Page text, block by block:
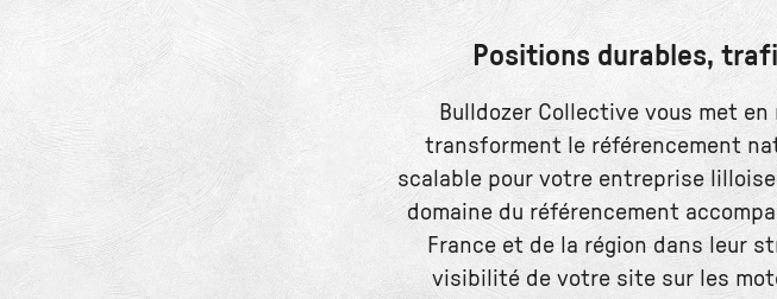
Positions durables,
Bulldozer Collective vous met
transforment le référencement
scalable pour votre entreprise
domaine du référencement
France et de la région dans leur
visibilité de votre site sur les